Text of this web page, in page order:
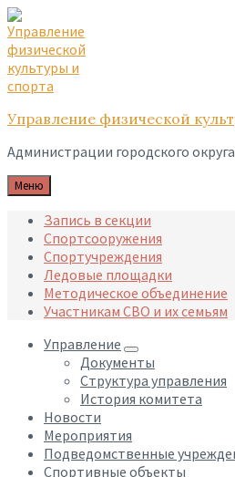
Skip
to
content
Skip
to
main
navigation
Skip
to
footer
Управление физической
Администрации городского
Меню
Запись в секции
Спортсооружения
Спортучреждения
Ледовые площадки
Методическое объединение
Участникам СВО и их семьям
Управление
Документы
Структура управления
История комитета
Новости
Мероприятия
Подведомственные
Спортивные объекты